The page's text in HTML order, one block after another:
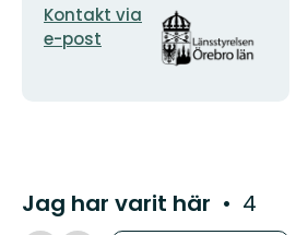
E-
postadress
Kontakt via
e-post
Organisationens
logotyp
Jag har varit här 4